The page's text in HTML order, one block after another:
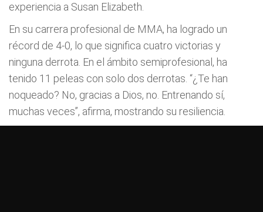
experiencia a Susan Elizabeth.
En su carrera profesional de MMA, ha logrado un
récord de 4-0, lo que significa cuatro victorias y
ninguna derrota. En el ámbito semiprofesional, ha
tenido 11 peleas con solo dos derrotas. “¿Te han
noqueado? No, gracias a Dios, no. Entrenando sí,
muchas veces”, afirma, mostrando su resiliencia.